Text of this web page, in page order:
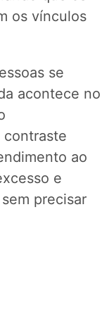
os vínculos
se
acontece no
contraste
ao
e
precisar